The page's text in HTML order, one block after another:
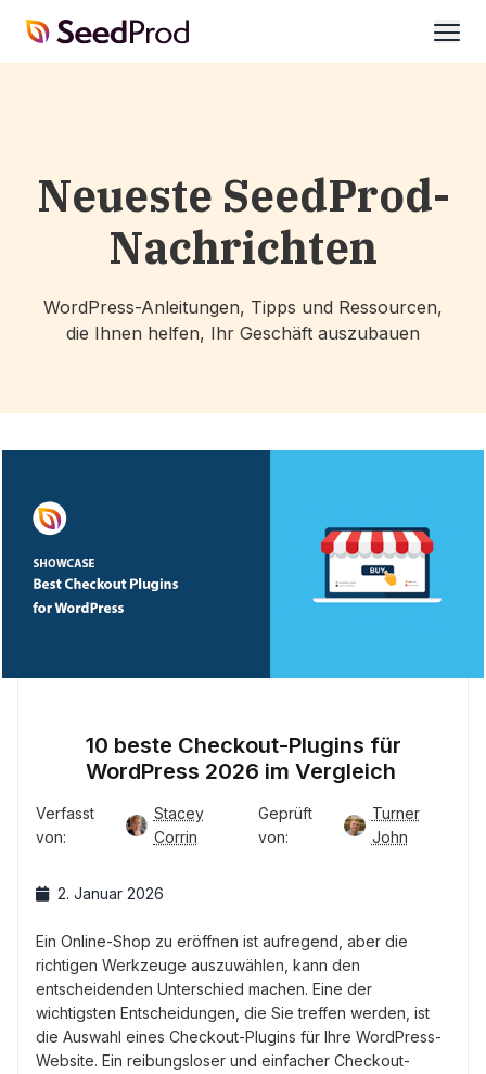
SeedProd
Neueste SeedProd-
Nachrichten
WordPress-Anleitungen, Tipps und Ressourcen,
die Ihnen helfen, Ihr Geschäft auszubauen
10 beste Checkout-Plugins für
WordPress 2026 im Vergleich
Verfasst
von:
Stacey
Corrin
Geprüft
von:
Turner
John
2. Januar 2026
Ein Online-Shop zu eröffnen ist aufregend, aber die
richtigen Werkzeuge auszuwählen, kann den
entscheidenden Unterschied machen. Eine der
wichtigsten Entscheidungen, die Sie treffen werden, ist
die Auswahl eines Checkout-Plugins für Ihre WordPress-
Website. Ein reibungsloser und einfacher Checkout-